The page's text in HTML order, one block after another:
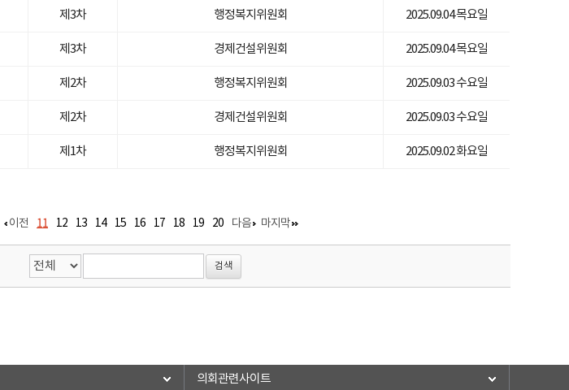
제3차 행정복지위원회 2025.09.04 목요일
제3차 경제건설위원회 2025.09.04 목요일
제2차 행정복지위원회 2025.09.03 수요일
제2차 경제건설위원회 2025.09.03 수요일
제1차 행정복지위원회 2025.09.02 화요일
이전 11 12 13 14 15 16 17 18 19 20 다음 마지막
의회관련사이트